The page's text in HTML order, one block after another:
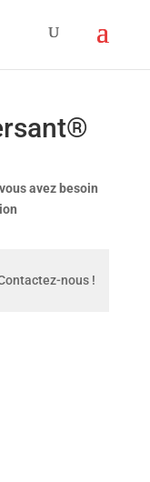
avez besoin
nous !